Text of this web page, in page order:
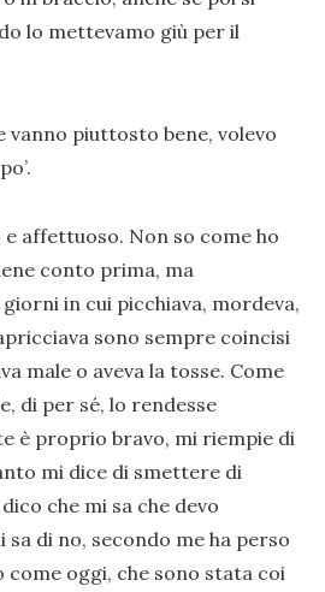
lo mettevamo giù per il
vanno piuttosto bene, volevo
affettuoso. Non so come ho
conto prima, ma
in cui picchiava, mordeva,
sono sempre coincisi
male o aveva la tosse. Come
di per sé, lo rendesse
è proprio bravo, mi riempie di
mi dice di smettere di
che mi sa che devo
sa di no, secondo me ha perso
come oggi, che sono stata coi